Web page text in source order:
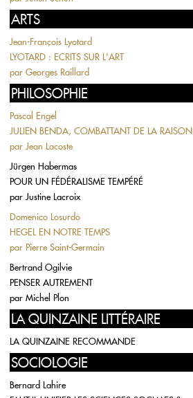
ARTS
Jean-François Lyotard
LYOTARD : ECRITS SUR L'ART
par Georges Raillard
PHILOSOPHIE
Pascal Engel
JULIEN BENDA, COMBATTANT DE LA RAISON
par Jean Lacoste
Jürgen Habermas
POUR UN FÉDÉRALISME TEMPÉRÉ
par Justine Lacroix
Domenico Losurdo
HEGEL EN NOTRE TEMPS
par Pierre Saint-Germain
Bertrand Ogilvie
PENSER AUTREMENT
par Michel Plon
LA QUINZAINE LITTÉRAIRE
LA QUINZAINE RECOMMANDE
SOCIOLOGIE
Bernard Lahire